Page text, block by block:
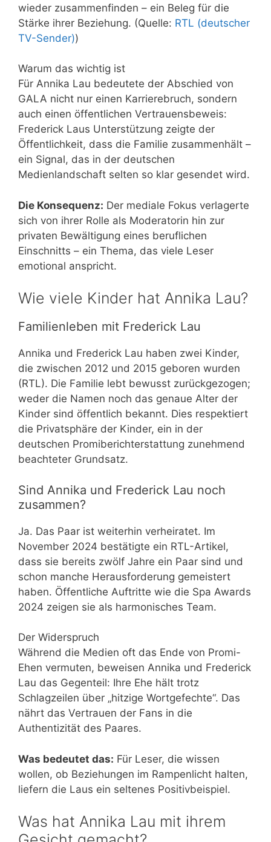
wieder zusammenfinden – ein Beleg für die
Stärke ihrer Beziehung. (Quelle: RTL (deutscher
TV-Sender))
Warum das wichtig ist
Für Annika Lau bedeutete der Abschied von
GALA nicht nur einen Karrierebruch, sondern
auch einen öffentlichen Vertrauensbeweis:
Frederick Laus Unterstützung zeigte der
Öffentlichkeit, dass die Familie zusammenhält –
ein Signal, das in der deutschen
Medienlandschaft selten so klar gesendet wird.
Die Konsequenz: Der mediale Fokus verlagerte
sich von ihrer Rolle als Moderatorin hin zur
privaten Bewältigung eines beruflichen
Einschnitts – ein Thema, das viele Leser
emotional anspricht.
Wie viele Kinder hat Annika Lau?
Familienleben mit Frederick Lau
Annika und Frederick Lau haben zwei Kinder,
die zwischen 2012 und 2015 geboren wurden
(RTL). Die Familie lebt bewusst zurückgezogen;
weder die Namen noch das genaue Alter der
Kinder sind öffentlich bekannt. Dies respektiert
die Privatsphäre der Kinder, ein in der
deutschen Promiberichterstattung zunehmend
beachteter Grundsatz.
Sind Annika und Frederick Lau noch
zusammen?
Ja. Das Paar ist weiterhin verheiratet. Im
November 2024 bestätigte ein RTL-Artikel,
dass sie bereits zwölf Jahre ein Paar sind und
schon manche Herausforderung gemeistert
haben. Öffentliche Auftritte wie die Spa Awards
2024 zeigen sie als harmonisches Team.
Der Widerspruch
Während die Medien oft das Ende von Promi-
Ehen vermuten, beweisen Annika und Frederick
Lau das Gegenteil: Ihre Ehe hält trotz
Schlagzeilen über „hitzige Wortgefechte“. Das
nährt das Vertrauen der Fans in die
Authentizität des Paares.
Was bedeutet das: Für Leser, die wissen
wollen, ob Beziehungen im Rampenlicht halten,
liefern die Laus ein seltenes Positivbeispiel.
Was hat Annika Lau mit ihrem